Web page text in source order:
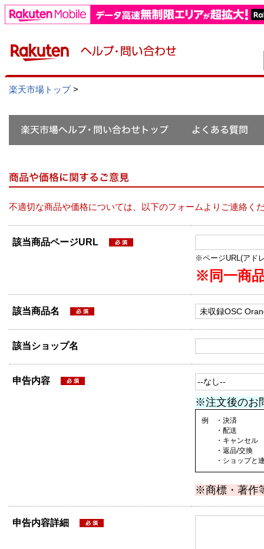
楽天市場トップ>
不適切な商品や価格については、以下のフォームよりご連絡く
該当商品ページURL
※ページURL(アド
※同一商
該当商品名
該当ショップ名
申告内容
※注文後のお
例 ・決済
・配送
・キャンセル
・返品/交換
・ショップと連
※商標・著作
申告内容詳細